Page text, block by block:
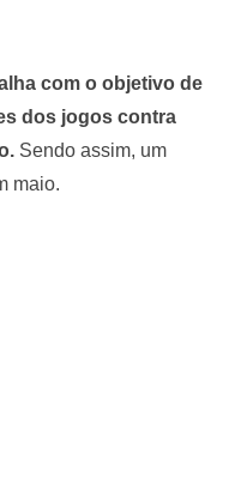
com o objetivo de
dos jogos contra
Sendo assim, um
maio.